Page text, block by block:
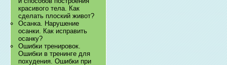
красивого тела. Как
сделать плоский живот?
Осанка. Нарушение
осанки. Как исправить
осанку?
Ошибки тренировок.
Ошибки в тренинге для
похудения. Ошибки при